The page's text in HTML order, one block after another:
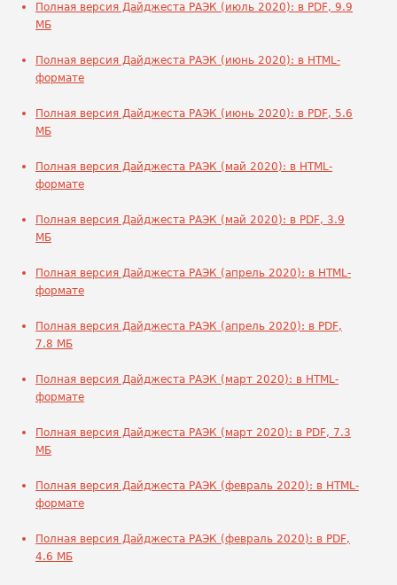
Полная версия Дайджеста РАЭК (июль 2020): в PDF, 9.9
МБ
Полная версия Дайджеста РАЭК (июнь 2020): в HTML-
формате
Полная версия Дайджеста РАЭК (июнь 2020): в PDF, 5.6
МБ
Полная версия Дайджеста РАЭК (май 2020): в HTML-
формате
Полная версия Дайджеста РАЭК (май 2020): в PDF, 3.9
МБ
Полная версия Дайджеста РАЭК (апрель 2020): в HTML-
формате
Полная версия Дайджеста РАЭК (апрель 2020): в PDF,
7.8 МБ
Полная версия Дайджеста РАЭК (март 2020): в HTML-
формате
Полная версия Дайджеста РАЭК (март 2020): в PDF, 7.3
МБ
Полная версия Дайджеста РАЭК (февраль 2020): в HTML-
формате
Полная версия Дайджеста РАЭК (февраль 2020): в PDF,
4.6 МБ